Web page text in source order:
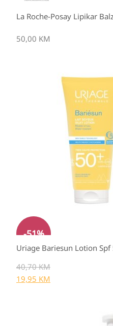
La Roche-Posay Lipikar
50,00 KM
-51%
Uriage Bariesun Lotion
40,70KM
19,95 KM